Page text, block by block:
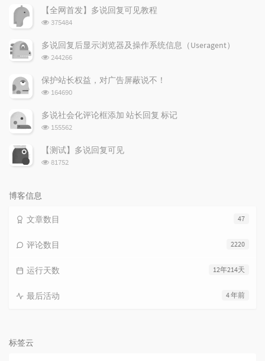
文
章
评
论
【全网首发】多说回复可见教程
浏
次
数:
375484
多说回复后显示浏览器及操作系统信息（Useragent）
浏
次
数:
244266
保护站长权益，对广告屏蔽说不！
浏
次
数:
164690
多说社会化评论框添加 站长回复 标记
浏
次
数:
155562
【测试】多说回复可见
浏
81752
博客信息
47
文章数目
2220
评论数目
12年214天
运行天数
4 年前
最后活动
标签云